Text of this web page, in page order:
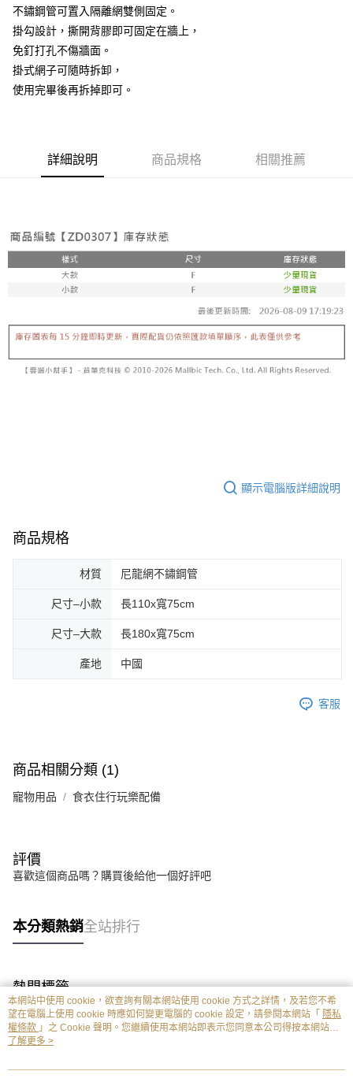
恩沛科技股份有限公司將有權停止該用戶之使用額度並採取法律行動。
不鏽鋼管可置入隔離網雙側固定。
掛勾設計，撕開背膠即可固定在牆上，
免釘打孔不傷牆面。
掛式網子可隨時拆卸，
使用完畢後再拆掉即可。
詳細說明 商品規格 相關推薦
顯示電腦版詳細說明
商品規格
材質 尼龍網不鏽鋼管
尺寸–小款 長110x寬75cm
尺寸–大款 長180x寬75cm
產地 中國
客服
商品相關分類 (1)
寵物用品 食衣住行玩樂配備
評價
喜歡這個商品嗎？購買後給他一個好評吧
本分類熱銷全站排行
熱門標籤
本網站中使用 cookie，欲查詢有關本網站使用 cookie 方式之詳情，及若您不希
望在電腦上使用 cookie 時應如何變更電腦的 cookie 設定，請參閱本網站「 隱私
權條款 」之 Cookie 聲明。您繼續使用本網站即表示您同意本公司得按本網站使
用條款之 Cookie 聲明使用 cookie。
了解更多 >